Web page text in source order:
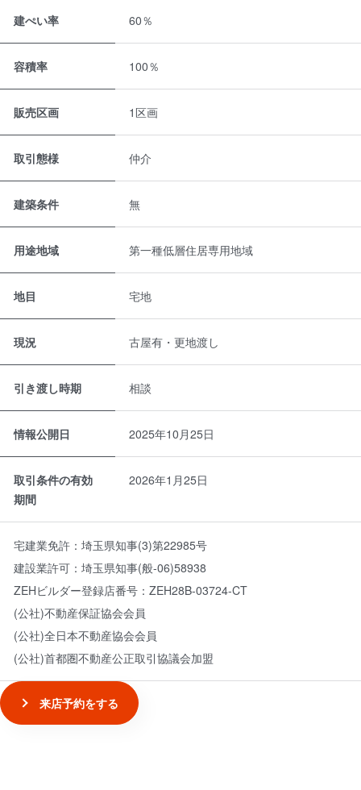
建ぺい率 60％
容積率 100％
販売区画 1区画
取引態様 仲介
建築条件 無
用途地域 第一種低層住居専用地域
地目 宅地
現況 古屋有・更地渡し
引き渡し時期 相談
情報公開日 2025年10月25日
取引条件の有効
期間
2026年1月25日
宅建業免許： 埼玉県知事(3)第22985号
建設業許可： 埼玉県知事(般-06)58938
ZEHビルダー登録店番号： ZEH28B-03724-CT
(公社)不動産保証協会会員
(公社)全日本不動産協会会員
(公社)首都圏不動産公正取引協議会加盟
来店予約をする